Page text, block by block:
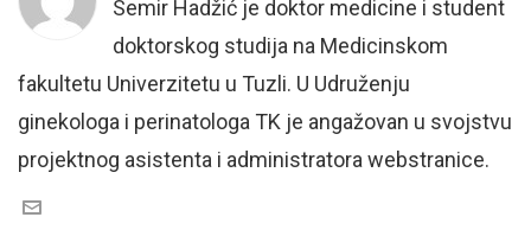
Semir Hadžić je doktor medicine i student
doktorskog studija na Medicinskom
fakultetu Univerzitetu u Tuzli. U Udruženju
ginekologa i perinatologa TK je angažovan u svojstvu
projektnog asistenta i administratora webstranice.